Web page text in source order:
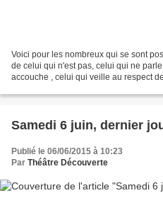
Voici pour les nombreux qui se sont
de celui qui n'est pas, celui qui ne
accouche , celui qui veille au respect
Samedi 6 juin, dernier
Publié le 06/06/2015 à 10:23
Par Théâtre Découverte